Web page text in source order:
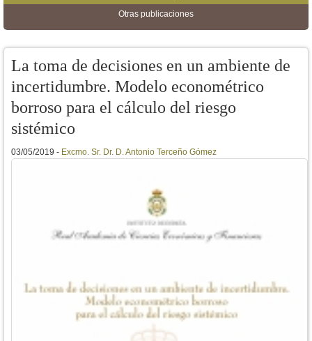
Otras publicaciones
La toma de decisiones en un ambiente de
incertidumbre. Modelo econométrico
borroso para el cálculo del riesgo
sistémico
03/05/2019 - Excmo. Sr. Dr. D. Antonio Terceño Gómez